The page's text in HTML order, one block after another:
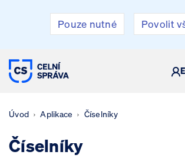
Pouze nutné Povolit
CELNÍ SPRÁVA ČESKÉ
Úvod Aplikace Číselníky
Číselníky